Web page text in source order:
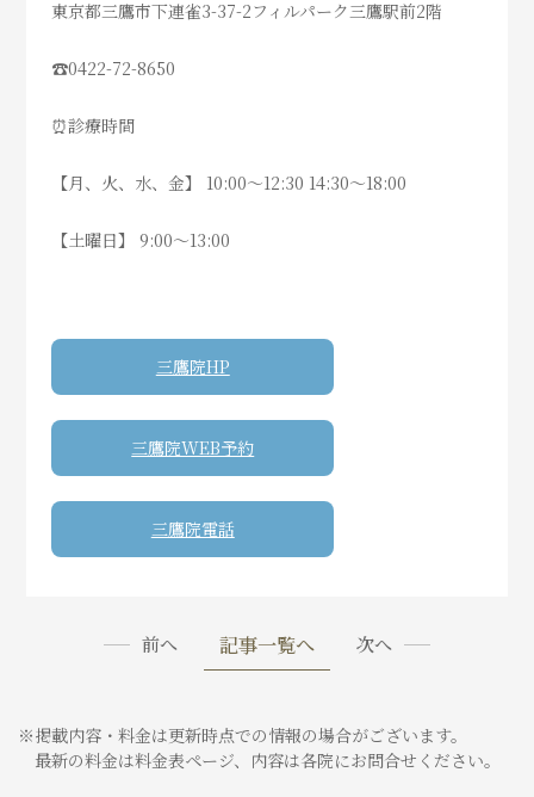
東京都三鷹市下連雀3-37-2フィルパーク三鷹駅前2階
☎️0422-72-8650
‍⏰診療時間
【月、火、水、金】 10:00〜12:30 14:30〜18:00
【土曜日】 9:00〜13:00
三鷹院HP
三鷹院WEB予約
三鷹院電話
前へ 記事一覧へ 次へ
※掲載内容・料金は更新時点での情報の場合がございます。
最新の料金は料金表ページ、内容は各院にお問合せください。